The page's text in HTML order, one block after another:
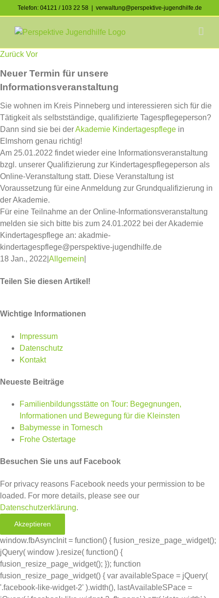
to
content
Telefon: 04121 / 103 22 58
verwaltung@perspektive-jugendhilfe.de
Facebook
Instagram
Zurück Vor
Neuer Termin für unsere
Informationsveranstaltung
Sie wohnen im Kreis Pinneberg und interessieren sich für die
Tätigkeit als selbstständige, qualifizierte Tagespflegeperson?
Dann sind sie bei derAkademie Kindertagespflege in
Elmshorn genau richtig!
Am 25.01.2022 findet wieder eine Informationsveranstaltung
bzgl. unserer Qualifizierung zur Kindertagespflegeperson als
Online-Veranstaltung statt. Diese Veranstaltung ist
Voraussetzung für eine Anmeldung zur Grundqualifizierung in
der Akademie.
Für eine Teilnahme an der Online-Informationsveranstaltung
melden sie sich bitte bis zum 24.01.2022 bei der Akademie
Kindertagespflege an: akadmie-
kindertagespflege@perspektive-jugendhilfe.de
18 Jan., 2022 Allgemein
Teilen Sie diesen Artikel!
Wichtige Informationen
Impressum
Datenschutz
Kontakt
Neueste Beiträge
Familienbildungsstätte on Tour: Begegnungen,
Informationen und Bewegung für die Kleinsten
Babymesse in Tornesch
Frohe Ostertage
Besuchen Sie uns auf Facebook
For privacy reasons Facebook needs your permission to be
loaded. For more details, please see our
Datenschutzerklärung.
Akzeptieren
window.fbAsyncInit = function() { fusion_resize_page_widget();
jQuery( window ).resize( function() {
fusion_resize_page_widget(); }); function
fusion_resize_page_widget() { var availableSpace = jQuery(
'.facebook-like-widget-2' ).width(), lastAvailableSPace =